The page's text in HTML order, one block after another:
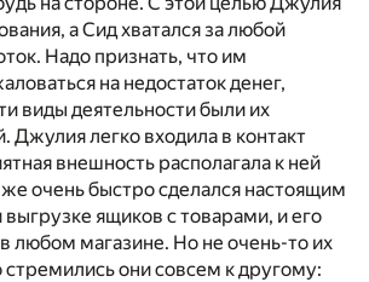
а Сид хватался за любой
Надо признать, что им
на недостаток денег,
виды деятельности были их
Джулия легко входила в контакт
внешность располагала к ней
очень быстро сделался настоящим
выгрузке ящиков с товарами, и его
любом магазине. Но не очень-то их
стремились они совсем к другому: